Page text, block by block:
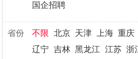
国企招聘
省份 不限 北京 天津 上海 重庆
辽宁 吉林 黑龙江 江苏 浙